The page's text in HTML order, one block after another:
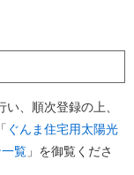
、順次登録の上、
ぐんま住宅用太陽光
覧 」を御覧くださ